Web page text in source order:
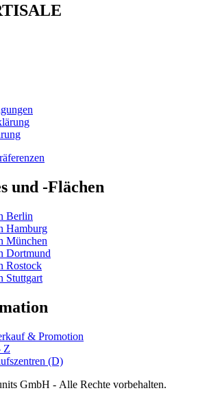
und -Flächen
Berlin
Hamburg
München
Dortmund
Rostock
Stuttgart
& Promotion
Z
(D)
GmbH - Alle Rechte vorbehalten.